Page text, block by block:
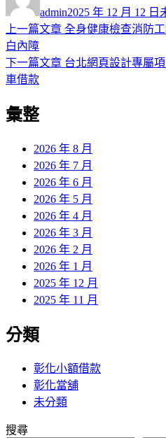
者
admin佈
日
2025 年 12 月 12 日
文
章
導
覽
上一篇文章 上
篇
全身健康檢查消防
白內障
下一篇文章 下
台北網頁設計專屬
車借款
彙整
2026 年 8 月
2026 年 7 月
2026 年 6 月
2026 年 5 月
2026 年 4 月
2026 年 3 月
2026 年 2 月
2026 年 1 月
2025 年 12 月
2025 年 11 月
分類
彰化小額借款
彰化當舖
未分類
搜尋